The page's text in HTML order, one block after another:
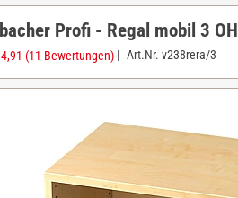
Profi - Regal mobil 3 OH
4,91 (11 Bewertungen) | Art.Nr. v238rera/3